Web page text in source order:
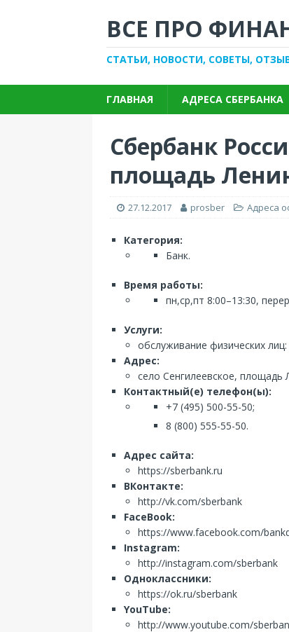
ВСЕ ПРО
СТАТЬИ, НОВОСТИ, СОВЕТЫ,
ГЛАВНАЯ АДРЕСА СБЕРБАНКА
Сбербанк
площадь
27.12.2017 prosber Адреса
Категория:
Банк.
Время работы:
пн,ср,пт 8:00–13:30,
Услуги:
обслуживание физических
Адрес:
село Сенгилеевское, площадь
Контактный(е) телефон(ы):
+7 (495) 500-55-50;
8 (800) 555-55-50.
Адрес сайта:
https://sberbank.ru
ВКонтакте:
http://vk.com/sberbank
FaceBook:
https://www.facebook.com/
Instagram:
http://instagram.com/sberbank
Одноклассники:
https://ok.ru/sberbank
YouTube:
http://www.youtube.com/